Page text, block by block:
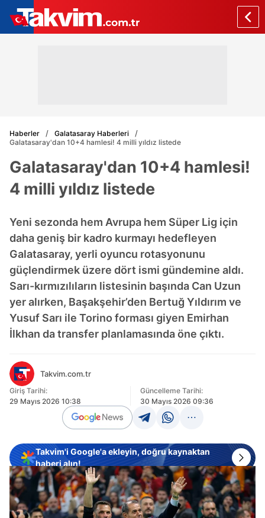
Haberler
Galatasaray Haberleri
Galatasaray'dan 10+4 hamlesi! 4 milli yıldız listede
Galatasaray'dan 10+4 hamlesi!
4 milli yıldız listede
Yeni sezonda hem Avrupa hem Süper Lig için
daha geniş bir kadro kurmayı hedefleyen
Galatasaray, yerli oyuncu rotasyonunu
güçlendirmek üzere dört ismi gündemine aldı.
Sarı-kırmızılıların listesinin başında Can Uzun
yer alırken, Başakşehir’den Bertuğ Yıldırım ve
Yusuf Sarı ile Torino forması giyen Emirhan
İlkhan da transfer planlamasında öne çıktı.
Takvim.com.tr
Giriş Tarihi:
29 Mayıs 2026 10:38
Güncelleme Tarihi:
30 Mayıs 2026 09:36
Takvim'i Google'a ekleyin, doğru kaynaktan
haberi alın!